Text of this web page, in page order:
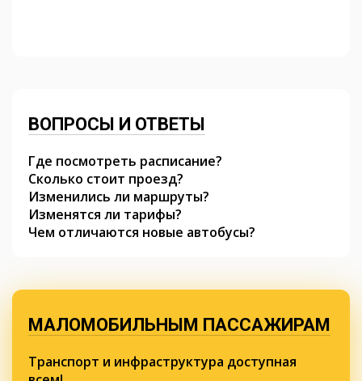
ВОПРОСЫ И ОТВЕТЫ
Где посмотреть расписание?
Сколько стоит проезд?
Изменились ли маршруты?
Изменятся ли тарифы?
Чем отличаются новые автобусы?
МАЛОМОБИЛЬНЫМ ПАССАЖИРАМ
Транспорт и инфраструктура доступная